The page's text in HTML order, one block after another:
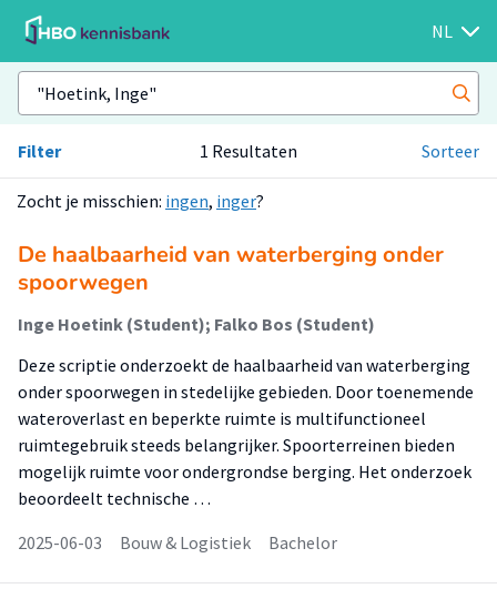
NL
Filter 1 Resultaten Sorteer
Zocht je misschien: ingen, inger?
De haalbaarheid van waterberging onder
spoorwegen
Inge Hoetink (Student); Falko Bos (Student)
Deze scriptie onderzoekt de haalbaarheid van waterberging
onder spoorwegen in stedelijke gebieden. Door toenemende
wateroverlast en beperkte ruimte is multifunctioneel
ruimtegebruik steeds belangrijker. Spoorterreinen bieden
mogelijk ruimte voor ondergrondse berging. Het onderzoek
beoordeelt technische …
2025-06-03
Bouw & Logistiek Bachelor